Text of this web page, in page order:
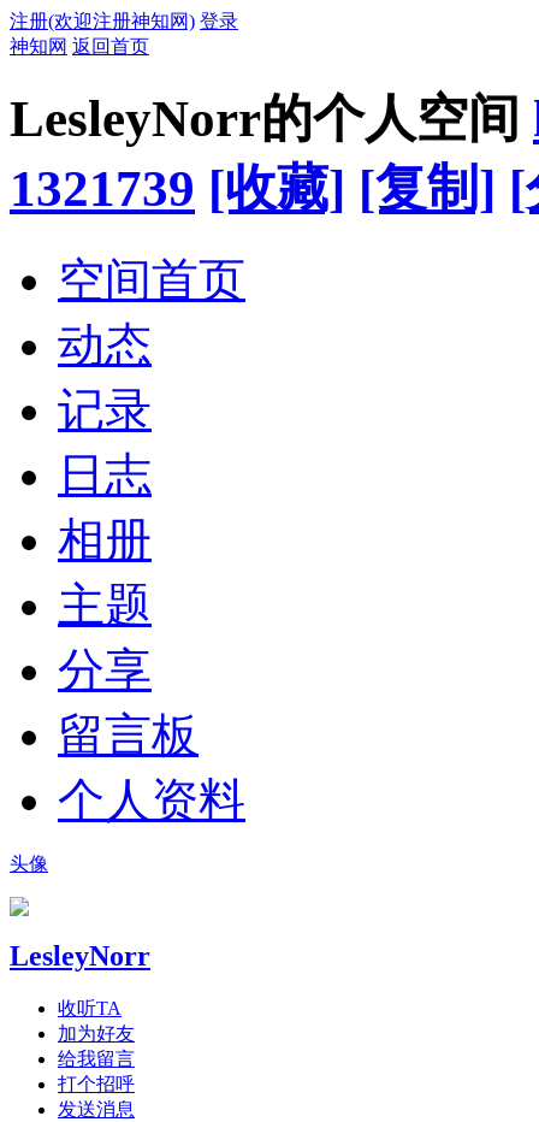
注册(欢迎注册神知网) 登录
神知网 返回首页
LesleyNorr的个人空间
1321739 [收藏] [复制] [
空间首页
动态
记录
日志
相册
主题
分享
留言板
个人资料
头像
LesleyNorr
收听TA
加为好友
给我留言
打个招呼
发送消息